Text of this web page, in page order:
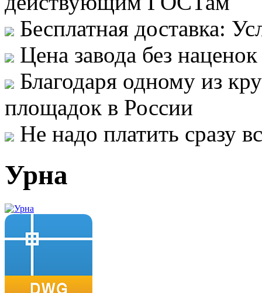
Бесплатная доставка:
Цена завода без
Благодаря одному из
площадок в России
Не надо платить сразу
Урна